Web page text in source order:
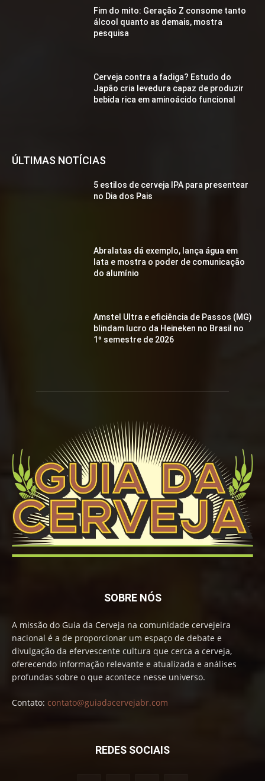
Fim do mito: Geração Z consome tanto
álcool quanto as demais, mostra
pesquisa
Cerveja contra a fadiga? Estudo do
Japão cria levedura capaz de produzir
bebida rica em aminoácido funcional
ÚLTIMAS NOTÍCIAS
5 estilos de cerveja IPA para presentear
no Dia dos Pais
Abralatas dá exemplo, lança água em
lata e mostra o poder de comunicação
do alumínio
Amstel Ultra e eficiência de Passos (MG)
blindam lucro da Heineken no Brasil no
1º semestre de 2026
SOBRE NÓS
A missão do Guia da Cerveja na comunidade cervejeira
nacional é a de proporcionar um espaço de debate e
divulgação da efervescente cultura que cerca a cerveja,
oferecendo informação relevante e atualizada e análises
profundas sobre o que acontece nesse universo.
Contato: contato@guiadacervejabr.com
REDES SOCIAIS